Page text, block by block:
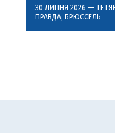
30 ЛИПНЯ 2026 —
ПРАВДА, БРЮССЕЛЬ